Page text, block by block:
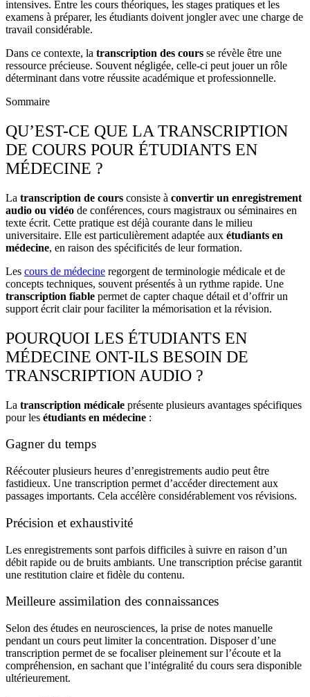
intensives. Entre les cours théoriques, les stages pratiques et les
examens à préparer, les étudiants doivent jongler avec une charge de
travail considérable.
Dans ce contexte, la transcription des cours se révèle être une
ressource précieuse. Souvent négligée, celle-ci peut jouer un rôle
déterminant dans votre réussite académique et professionnelle.
Sommaire
QU’EST-CE QUE LA TRANSCRIPTION
DE COURS POUR ÉTUDIANTS EN
MÉDECINE ?
La transcription de cours consiste à convertir un enregistrement
audio ou vidéo de conférences, cours magistraux ou séminaires en
texte écrit. Cette pratique est déjà courante dans le milieu
universitaire. Elle est particulièrement adaptée aux étudiants en
médecine, en raison des spécificités de leur formation.
Les cours de médecine regorgent de terminologie médicale et de
concepts techniques, souvent présentés à un rythme rapide. Une
transcription fiable permet de capter chaque détail et d’offrir un
support écrit clair pour faciliter la mémorisation et la révision.
POURQUOI LES ÉTUDIANTS EN
MÉDECINE ONT-ILS BESOIN DE
TRANSCRIPTION AUDIO ?
La transcription médicale présente plusieurs avantages spécifiques
pour les étudiants en médecine :
Gagner du temps
Réécouter plusieurs heures d’enregistrements audio peut être
fastidieux. Une transcription permet d’accéder directement aux
passages importants. Cela accélère considérablement vos révisions.
Précision et exhaustivité
Les enregistrements sont parfois difficiles à suivre en raison d’un
débit rapide ou de bruits ambiants. Une transcription précise garantit
une restitution claire et fidèle du contenu.
Meilleure assimilation des connaissances
Selon des études en neurosciences, la prise de notes manuelle
pendant un cours peut limiter la concentration. Disposer d’une
transcription permet de se focaliser pleinement sur l’écoute et la
compréhension, en sachant que l’intégralité du cours sera disponible
ultérieurement.